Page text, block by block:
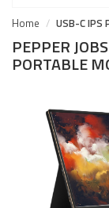
Home USB-C
PEPPER
PORTABLE